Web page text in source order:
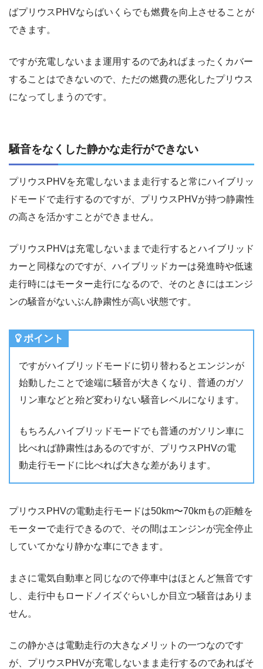
ばプリウスPHVならばいくらでも燃費を向上させることが
できます。
ですが充電しないまま運用するのであればまったくカバー
することはできないので、ただの燃費の悪化したプリウス
になってしまうのです。
騒音をなくした静かな走行ができない
プリウスPHVを充電しないまま走行すると常にハイブリッ
ドモードで走行するのですが、プリウスPHVが持つ静粛性
の高さを活かすことができません。
プリウスPHVは充電しないままで走行するとハイブリッド
カーと同様なのですが、ハイブリッドカーは発進時や低速
走行時にはモーター走行になるので、そのときにはエンジ
ンの騒音がないぶん静粛性が高い状態です。
ポイント
ですがハイブリッドモードに切り替わるとエンジンが
始動したことで途端に騒音が大きくなり、普通のガソ
リン車などと殆ど変わりない騒音レベルになります。
もちろんハイブリッドモードでも普通のガソリン車に
比べれば静粛性はあるのですが、プリウスPHVの電
動走行モードに比べれば大きな差があります。
プリウスPHVの電動走行モードは50km〜70kmもの距離を
モーターで走行できるので、その間はエンジンが完全停止
していてかなり静かな車にできます。
まさに電気自動車と同じなので停車中はほとんど無音です
し、走行中もロードノイズぐらいしか目立つ騒音はありま
せん。
この静かさは電動走行の大きなメリットの一つなのです
が、プリウスPHVが充電しないまま走行するのであればそ